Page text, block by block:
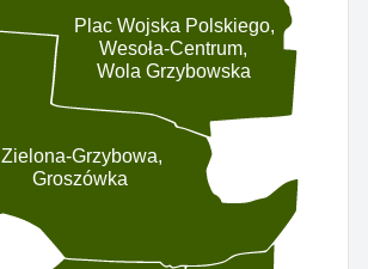
Zielona-Grzybowa,
Groszówka
Plac Wojska Polskiego,
Wesoła-Centrum,
Wola Grzybowska